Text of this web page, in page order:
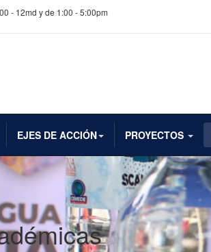
- 12md y de 1:00 - 5:00pm
EJES DE ACCIÓN PROYECTOS